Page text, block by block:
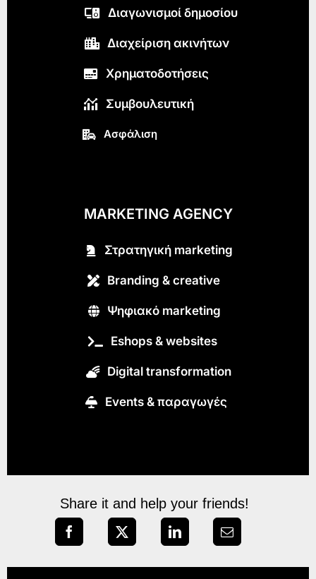
Διαγωνισμοί δημοσίου
Διαχείριση ακινήτων
Χρηματοδοτήσεις
Συμβουλευτική
Ασφάλιση
MARKETING AGENCY
Στρατηγική marketing
Branding & creative
Ψηφιακό marketing
Eshops & websites
Digital transformation
Εvents & παραγωγές
Share it and help your friends!